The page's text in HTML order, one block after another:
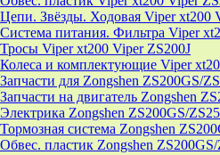
Цепи. Звёзды. Ходовая Viper xt200
Система питания. Фильтра Viper
Тросы Viper xt200 Viper ZS200J
Колеса и комплектующие Viper
Запчасти для Zongshen ZS200GS/
Запчасти на двигатель Zongshen
Электрика Zongshen ZS200GS/
Тормозная система Zongshen
Обвес. пластик Zongshen